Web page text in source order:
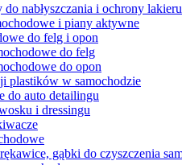
nabłyszczania i ochrony lakieru
i piany aktywne
do felg i opon
do felg
do opon
plastików w samochodzie
do auto detailingu
i dressingu
gąbki do czyszczenia